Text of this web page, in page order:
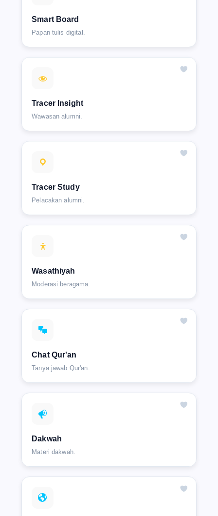
Smart Board
Papan tulis digital.
Tracer Insight
Wawasan alumni.
Tracer Study
Pelacakan alumni.
Wasathiyah
Moderasi beragama.
Chat Qur'an
Tanya jawab Qur'an.
Dakwah
Materi dakwah.